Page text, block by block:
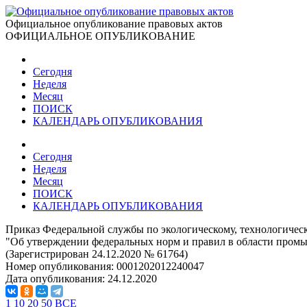
Официальное опубликование правовых актов
ОФИЦИАЛЬНОЕ ОПУБЛИКОВАНИЕ
Сегодня
Неделя
Месяц
ПОИСК
КАЛЕНДАРЬ ОПУБЛИКОВАНИЯ
Сегодня
Неделя
Месяц
ПОИСК
КАЛЕНДАРЬ ОПУБЛИКОВАНИЯ
Приказ Федеральной службы по экологическому,
"Об утверждении федеральных норм и правил в области
(Зарегистрирован 24.12.2020 № 61764)
Номер опубликования: 0001202012240047
Дата опубликования: 24.12.2020
1 10 20 50 ВСЕ